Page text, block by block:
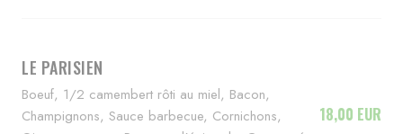
LE PARISIEN
Boeuf, 1/2 camembert rôti au miel, Bacon,
Champignons, Sauce barbecue, Cornichons,
18,00 EUR